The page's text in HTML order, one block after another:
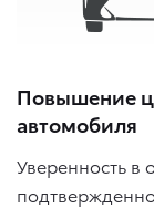
Повышение
автомобиля
Уверенность в